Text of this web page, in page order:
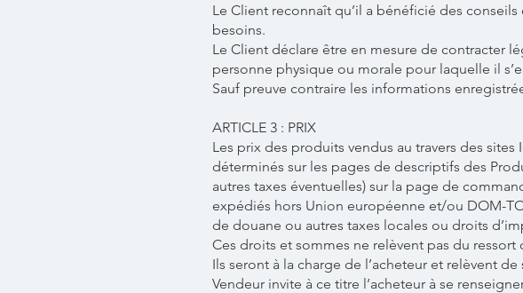
Le Client reconnaît qu’il a bénéficié des conseils
besoins.
Le Client déclare être en mesure de contracter
personne physique ou morale pour laquelle il
Sauf preuve contraire les informations
ARTICLE 3 : PRIX
Les prix des produits vendus au travers des
déterminés sur les pages de descriptifs des
autres taxes éventuelles) sur la page de
expédiés hors Union européenne et/ou DOM-
de douane ou autres taxes locales ou droits
Ces droits et sommes ne relèvent pas du ressort
Ils seront à la charge de l’acheteur et relèvent
Vendeur invite à ce titre l’acheteur à se